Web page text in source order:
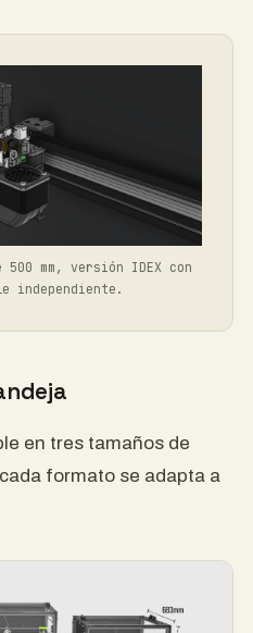
mm, versión IDEX con
independiente.
en tres tamaños de
formato se adapta a